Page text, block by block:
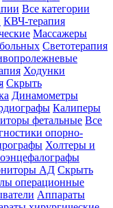
Все категории
КВЧ-терапия
Массажеры
Светотерапия
Ходунки
Скрыть
Динамометры
Калиперы
фетальные Все
опорно-
Холтеры и
АД Скрыть
операционные
Аппараты